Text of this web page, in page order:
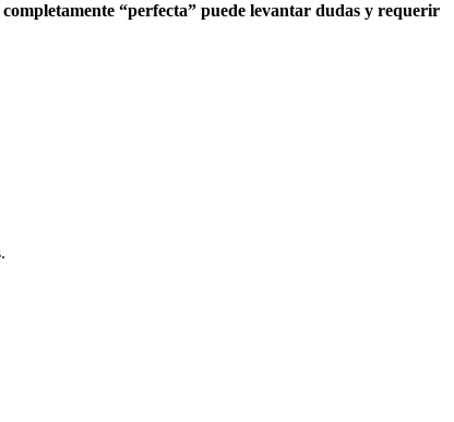
“perfecta” puede levantar dudas y requerir